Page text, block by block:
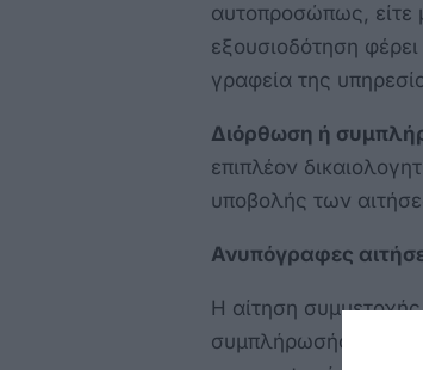
αυτοπροσώπως, είτε
εξουσιοδότηση
γραφεία της
Διόρθωση ή
επιπλέον
υποβολής των
Ανυπόγραφες
Η αίτηση
συμπλήρωσής της και